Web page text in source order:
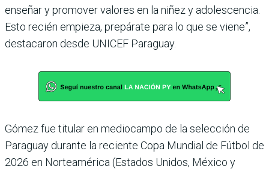
enseñar y promover valo­res en la niñez y adolescencia.
Esto recién empieza, prepárate para lo que se viene”,
destaca­ron desde UNICEF Paraguay.
Gómez fue titular en medio­campo de la selección de
Para­guay durante la reciente Copa Mundial de Fútbol de
2026 en Norteamérica (Estados Uni­dos, México y